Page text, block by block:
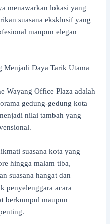
menawarkan lokasi yang
suasana eksklusif yang
maupun elegan
Menjadi Daya Tarik Utama
Wayang Office Plaza adalah
gedung-gedung kota
nilai tambah yang
suasana kota yang
hingga malam tiba,
suasana hangat dan
penyelenggara acara
berkumpul maupun